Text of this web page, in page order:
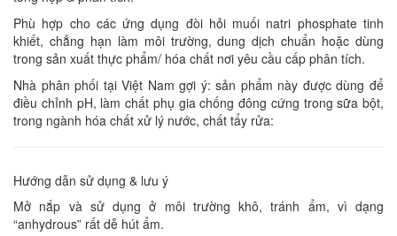
Phù hợp cho các ứng dụng đòi hỏi muối natri phosphate tinh
khiết, chẳng hạn làm môi trường, dung dịch chuẩn hoặc dùng
trong sản xuất thực phẩm/ hóa chất nơi yêu cầu cấp phân tích.
Nhà phân phối tại Việt Nam gợi ý: sản phẩm này được dùng để
điều chỉnh pH, làm chất phụ gia chống đông cứng trong sữa bột,
trong ngành hóa chất xử lý nước, chất tẩy rửa:
Hướng dẫn sử dụng & lưu ý
Mở nắp và sử dụng ở môi trường khô, tránh ẩm, vì dạng
“anhydrous” rất dễ hút ẩm.